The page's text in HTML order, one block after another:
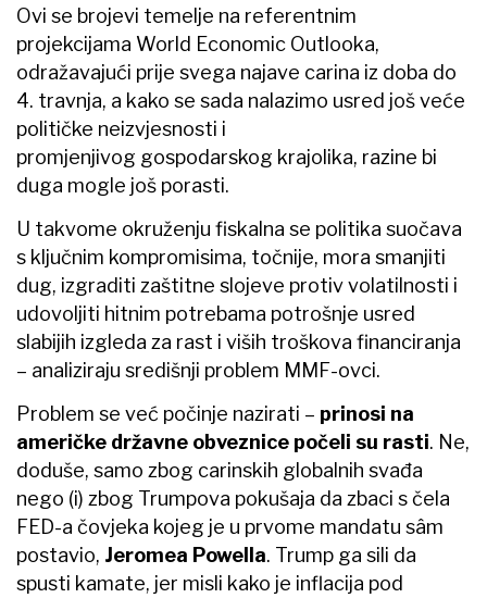
Ovi se brojevi temelje na referentnim
projekcijama World Economic Outlooka,
odražavajući prije svega najave carina iz doba do
4. travnja, a kako se sada nalazimo usred još veće
političke neizvjesnosti i
promjenjivog gospodarskog krajolika, razine bi
duga mogle još porasti.
U takvome okruženju fiskalna se politika suočava
s ključnim kompromisima, točnije, mora smanjiti
dug, izgraditi zaštitne slojeve protiv volatilnosti i
udovoljiti hitnim potrebama potrošnje usred
slabijih izgleda za rast i viših troškova financiranja
– analiziraju središnji problem MMF-ovci.
Problem se već počinje nazirati – prinosi na
američke državne obveznice počeli su rasti. Ne,
doduše, samo zbog carinskih globalnih svađa
nego (i) zbog Trumpova pokušaja da zbaci s čela
FED-a čovjeka kojeg je u prvome mandatu sâm
postavio, Jeromea Powella. Trump ga sili da
spusti kamate, jer misli kako je inflacija pod